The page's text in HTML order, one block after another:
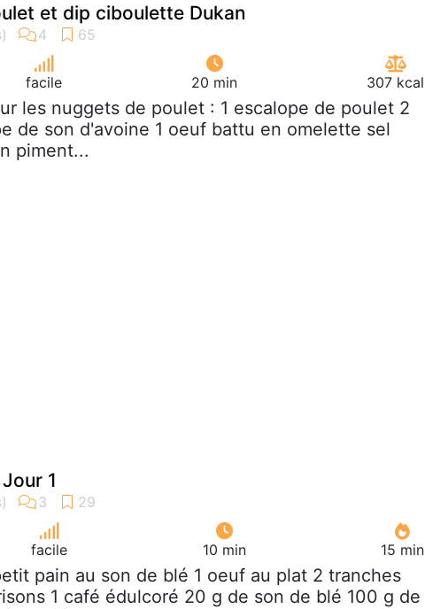
et dip ciboulette Dukan
facile 20 min 307 kcal
les nuggets de poulet : 1 escalope de poulet 2
de son d'avoine 1 oeuf battu en omelette sel
piment...
1
facile 10 min 15 min
pain au son de blé 1 oeuf au plat 2 tranches
1 café édulcoré 20 g de son de blé 100 g de